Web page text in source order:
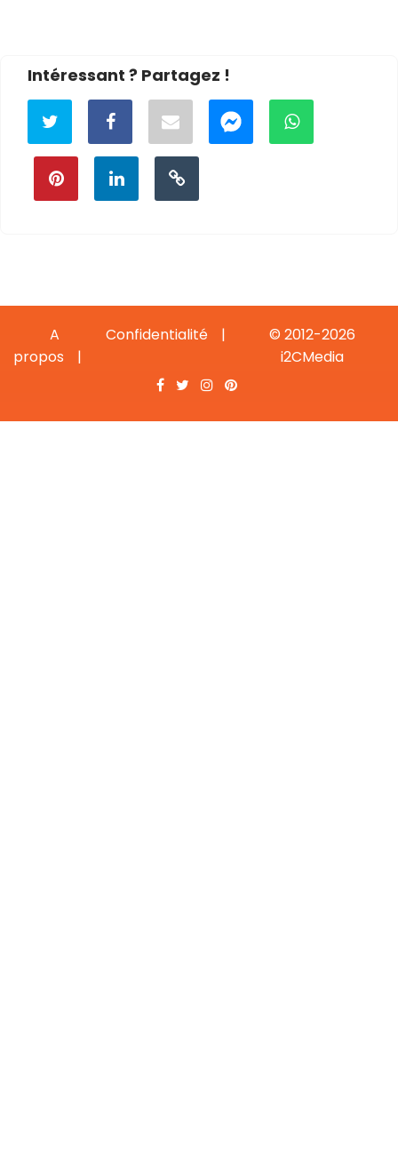
Intéressant ? Partagez !
A
propos
Confidentialité
© 2012-2026
i2CMedia